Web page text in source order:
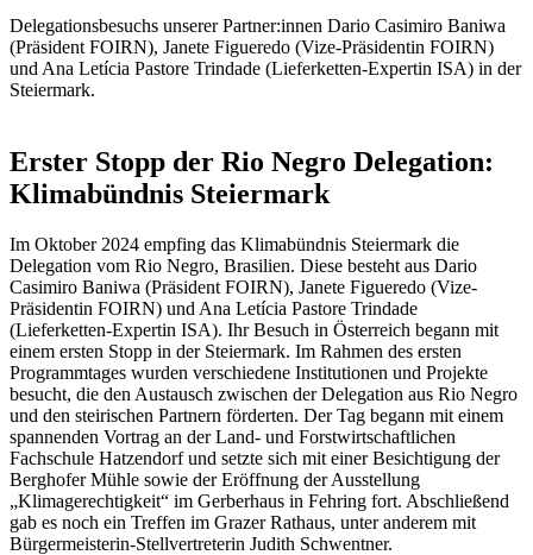
Delegationsbesuchs unserer Partner:innen Dario Casimiro Baniwa
(Präsident FOIRN), Janete Figueredo (Vize-Präsidentin FOIRN)
und Ana Letícia Pastore Trindade (Lieferketten-Expertin ISA) in der
Steiermark.
Erster Stopp der Rio Negro Delegation:
Klimabündnis Steiermark
Im Oktober 2024 empfing das Klimabündnis Steiermark die
Delegation vom Rio Negro, Brasilien. Diese besteht aus Dario
Casimiro Baniwa (Präsident FOIRN), Janete Figueredo (Vize-
Präsidentin FOIRN) und Ana Letícia Pastore Trindade
(Lieferketten-Expertin ISA). Ihr Besuch in Österreich begann mit
einem ersten Stopp in der Steiermark. Im Rahmen des ersten
Programmtages wurden verschiedene Institutionen und Projekte
besucht, die den Austausch zwischen der Delegation aus Rio Negro
und den steirischen Partnern förderten. Der Tag begann mit einem
spannenden Vortrag an der Land- und Forstwirtschaftlichen
Fachschule Hatzendorf und setzte sich mit einer Besichtigung der
Berghofer Mühle sowie der Eröffnung der Ausstellung
„Klimagerechtigkeit“ im Gerberhaus in Fehring fort. Abschließend
gab es noch ein Treffen im Grazer Rathaus, unter anderem mit
Bürgermeisterin-Stellvertreterin Judith Schwentner.